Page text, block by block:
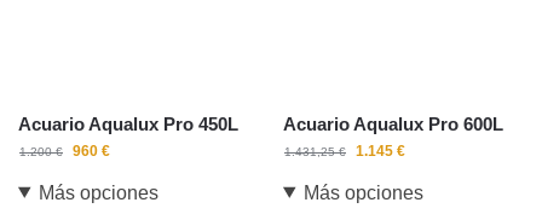
Acuario Aqualux Pro 450L
1.200€ 960 €
Más opciones
Acuario Aqualux Pro 600L
1.431,25€ 1.145 €
Más opciones